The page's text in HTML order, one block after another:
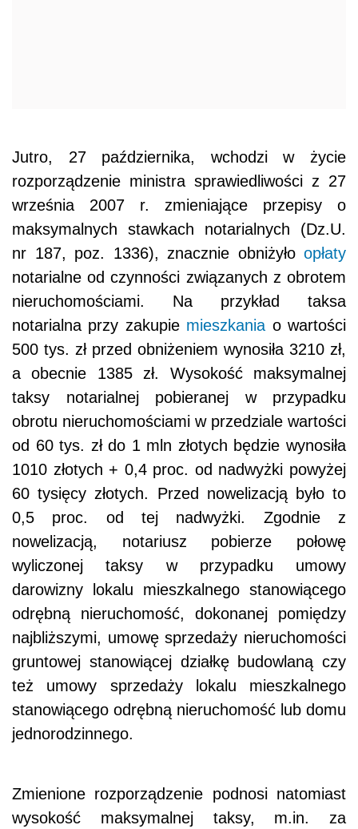
Jutro, 27 października, wchodzi w życie
rozporządzenie ministra sprawiedliwości z 27
września 2007 r. zmieniające przepisy o
maksymalnych stawkach notarialnych (Dz.U.
nr 187, poz. 1336), znacznie obniżyło opłaty
notarialne od czynności związanych z obrotem
nieruchomościami. Na przykład taksa
notarialna przy zakupie mieszkania o wartości
500 tys. zł przed obniżeniem wynosiła 3210 zł,
a obecnie 1385 zł. Wysokość maksymalnej
taksy notarialnej pobieranej w przypadku
obrotu nieruchomościami w przedziale wartości
od 60 tys. zł do 1 mln złotych będzie wynosiła
1010 złotych + 0,4 proc. od nadwyżki powyżej
60 tysięcy złotych. Przed nowelizacją było to
0,5 proc. od tej nadwyżki. Zgodnie z
nowelizacją, notariusz pobierze połowę
wyliczonej taksy w przypadku umowy
darowizny lokalu mieszkalnego stanowiącego
odrębną nieruchomość, dokonanej pomiędzy
najbliższymi, umowę sprzedaży nieruchomości
gruntowej stanowiącej działkę budowlaną czy
też umowy sprzedaży lokalu mieszkalnego
stanowiącego odrębną nieruchomość lub domu
jednorodzinnego.
Zmienione rozporządzenie podnosi natomiast
wysokość maksymalnej taksy, m.in. za